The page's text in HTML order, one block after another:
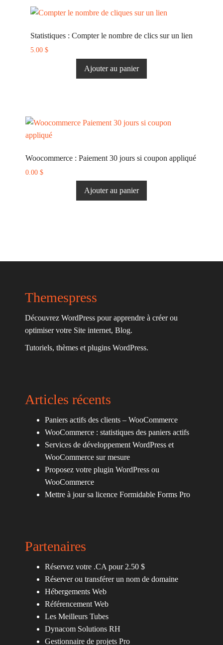
Statistiques : Compter le nombre de clics sur un lien
5.00 $
Ajouter au panier
Woocommerce : Paiement 30 jours si coupon appliqué
0.00 $
Ajouter au panier
Themespress
Découvrez WordPress pour apprendre à créer ou
optimiser votre Site internet, Blog.
Tutoriels, thèmes et plugins WordPress.
Articles récents
Paniers actifs des clients – WooCommerce
WooCommerce : statistiques des paniers actifs
Services de développement WordPress et
WooCommerce sur mesure
Proposez votre plugin WordPress ou
WooCommerce
Mettre à jour sa licence Formidable Forms Pro
Partenaires
Réservez votre .CA pour 2.50 $
Réserver ou transférer un nom de domaine
Hébergements Web
Référencement Web
Les Meilleurs Tubes
Dynacom Solutions RH
Gestionnaire de projets Pro